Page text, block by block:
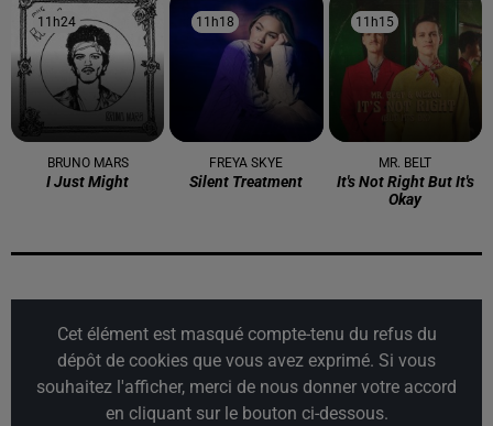
11h24
11h24
BRUNO MARS
I Just Might
11h18
11h18
FREYA SKYE
Silent Treatment
11h15
11h15
MR. BELT
It's Not Right But It's
Okay
Cet élément est masqué compte-tenu du refus du
dépôt de cookies que vous avez exprimé. Si vous
souhaitez l'afficher, merci de nous donner votre accord
en cliquant sur le bouton ci-dessous.